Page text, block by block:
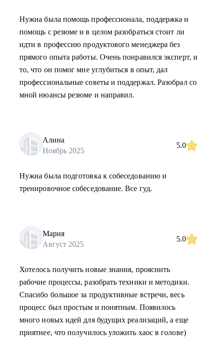
Нужна была помощь профессионала, поддержка и
помощь с резюме и в целом разобраться стоит ли
идти в профессию продуктового менеджера без
прямого опыта работы. Очень понравился эксперт, и
то, что он помог мне углубиться в опыт, дал
профессиональные советы и поддержал. Разобрал со
мной нюансы резюме и направил.
Алина
Ноябрь 2025
5.0
Нужна была подготовка к собеседованию и
тренировочное собеседование. Все гуд.
Мария
Август 2025
5.0
Хотелось получить новые знания, прояснить
рабочие процессы, разобрать техники и методики.
Спасибо большое за продуктивные встречи, весь
процесс был простым и понятным. Появилось
много новых идей для будущих реализаций, а еще
приятнее, что получилось уложить хаос в голове)